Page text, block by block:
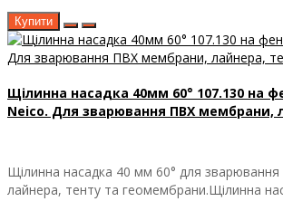
Купити
Щілинна насадка 40мм 60° 107.130 на
Neico. Для зварювання ПВХ мембрани,
Щілинна насадка 40 мм 60° для
лайнера, тенту та геомембрани.Щілинна